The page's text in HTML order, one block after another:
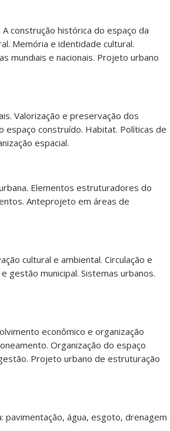
construção histórica do espaço da
Memória e identidade cultural.
mundiais e nacionais. Projeto urbano
Valorização e preservação dos
espaço construído. Habitat. Políticas de
espacial.
Elementos estruturadores do
Anteprojeto em áreas de
cultural e ambiental. Circulação e
gestão municipal. Sistemas urbanos.
econômico e organização
Organização do espaço
Projeto urbano de estruturação
água, esgoto, drenagem